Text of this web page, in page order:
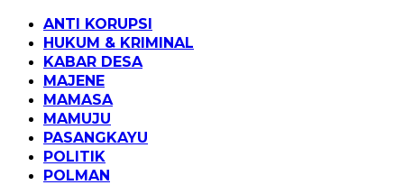
ANTI KORUPSI
HUKUM & KRIMINAL
KABAR DESA
MAJENE
MAMASA
MAMUJU
PASANGKAYU
POLITIK
POLMAN